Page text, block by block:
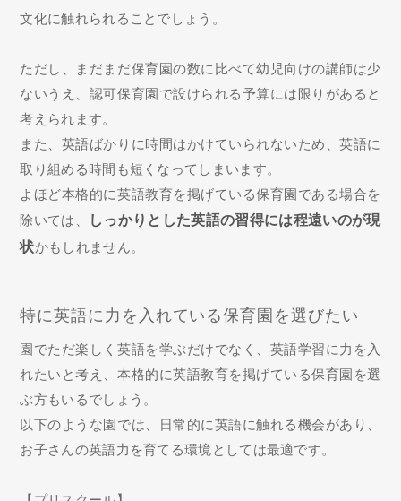
文化に触れられることでしょう。
ただし、まだまだ保育園の数に比べて幼児向けの講師は少
ないうえ、認可保育園で設けられる予算には限りがあると
考えられます。
また、英語ばかりに時間はかけていられないため、英語に
取り組める時間も短くなってしまいます。
よほど本格的に英語教育を掲げている保育園である場合を
除いては、
しっかりとした英語の習得には程遠いのが現
状かもしれません。
特に英語に力を入れている保育園を選びたい
園でただ楽しく英語を学ぶだけでなく、英語学習に力を入
れたいと考え、本格的に英語教育を掲げている保育園を選
ぶ方もいるでしょう。
以下のような園では、日常的に英語に触れる機会があり、
お子さんの英語力を育てる環境としては最適です。